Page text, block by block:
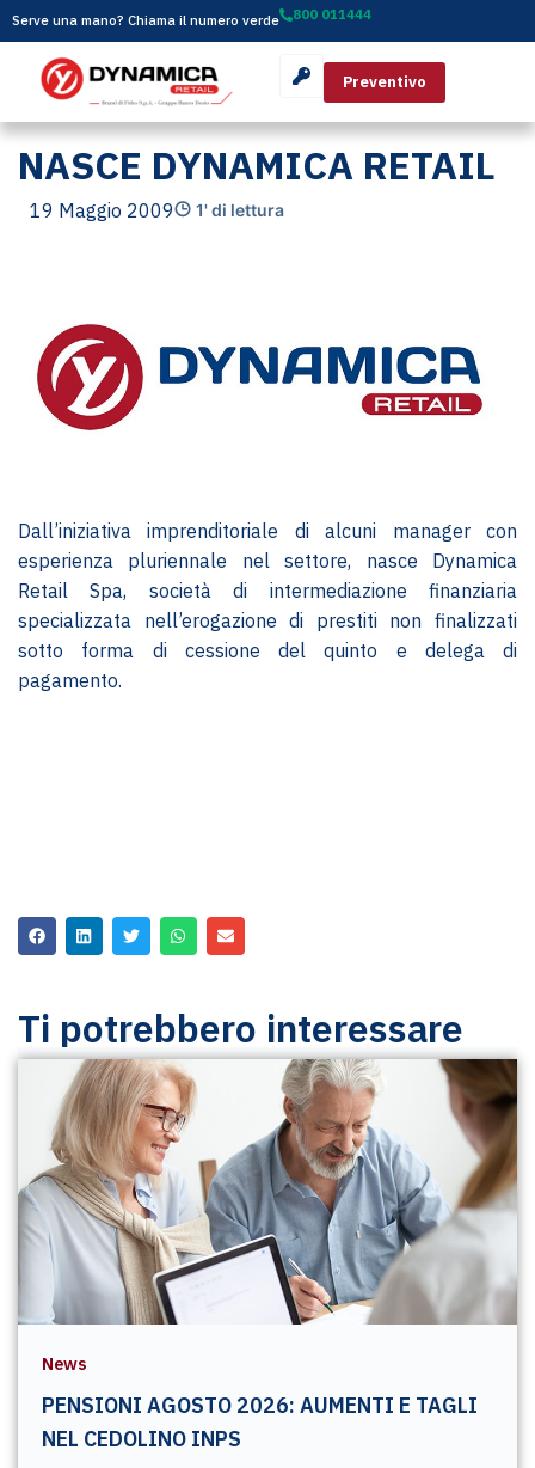
Serve una mano? Chiama il numero verde 800 011444
Preventivo
NASCE DYNAMICA RETAIL
19 Maggio 2009 1' di lettura
Dall’iniziativa imprenditoriale di alcuni manager con
esperienza pluriennale nel settore, nasce Dynamica
Retail Spa, società di intermediazione finanziaria
specializzata nell’erogazione di prestiti non finalizzati
sotto forma di cessione del quinto e delega di
pagamento.
Ti potrebbero interessare
News
PENSIONI AGOSTO 2026: AUMENTI E TAGLI
NEL CEDOLINO INPS